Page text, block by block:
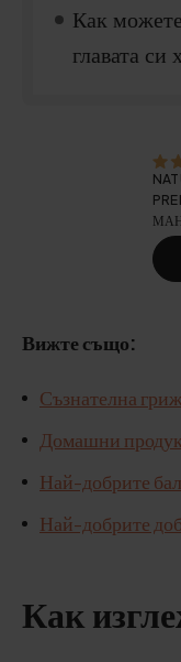
Как
главата си
Вижте също:
Съзнателна
Домашни
Най-добрите
Най-добрите
Как